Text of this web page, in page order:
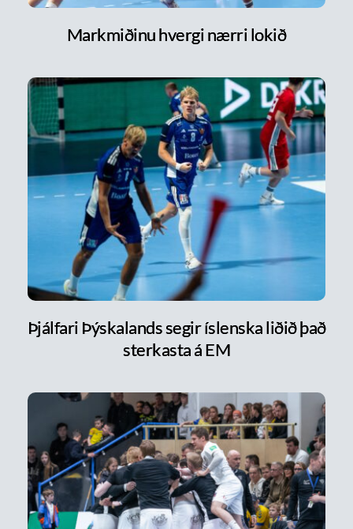
Markmiðinu hvergi nærri lokið
Þjálfari Þýskalands segir íslenska liðið það
sterkasta á EM